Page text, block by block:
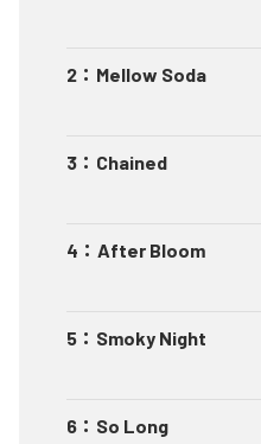
2 ： Mellow Soda
3 ： Chained
4 ： After Bloom
5 ： Smoky Night
6 ： So Long